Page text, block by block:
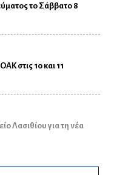
το Σάββατο 8
στις 10 και 11
Λασιθίου για τη νέα